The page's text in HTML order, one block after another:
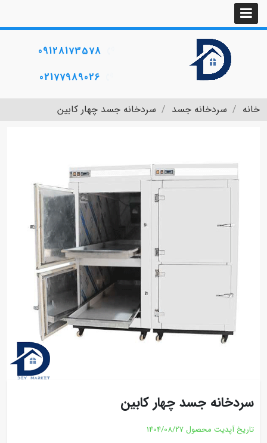
09128173578
02177989026
خانه سردخانه جسد سردخانه جسد چهار کابین
سردخانه جسد چهار کابین
تاریخ آپدیت محصول 1404/08/27